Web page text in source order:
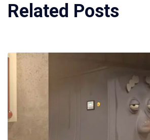
Related Posts